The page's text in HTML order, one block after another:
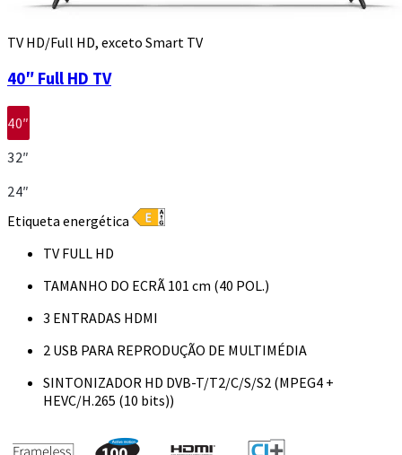
TV HD/Full HD, exceto Smart TV
40″ Full HD TV
40″
32″
24″
Etiqueta energética
TV FULL HD
TAMANHO DO ECRÃ 101 cm (40 POL.)
3 ENTRADAS HDMI
2 USB PARA REPRODUÇÃO DE MULTIMÉDIA
SINTONIZADOR HD DVB-T/T2/C/S/S2 (MPEG4 +
HEVC/H.265 (10 bits))